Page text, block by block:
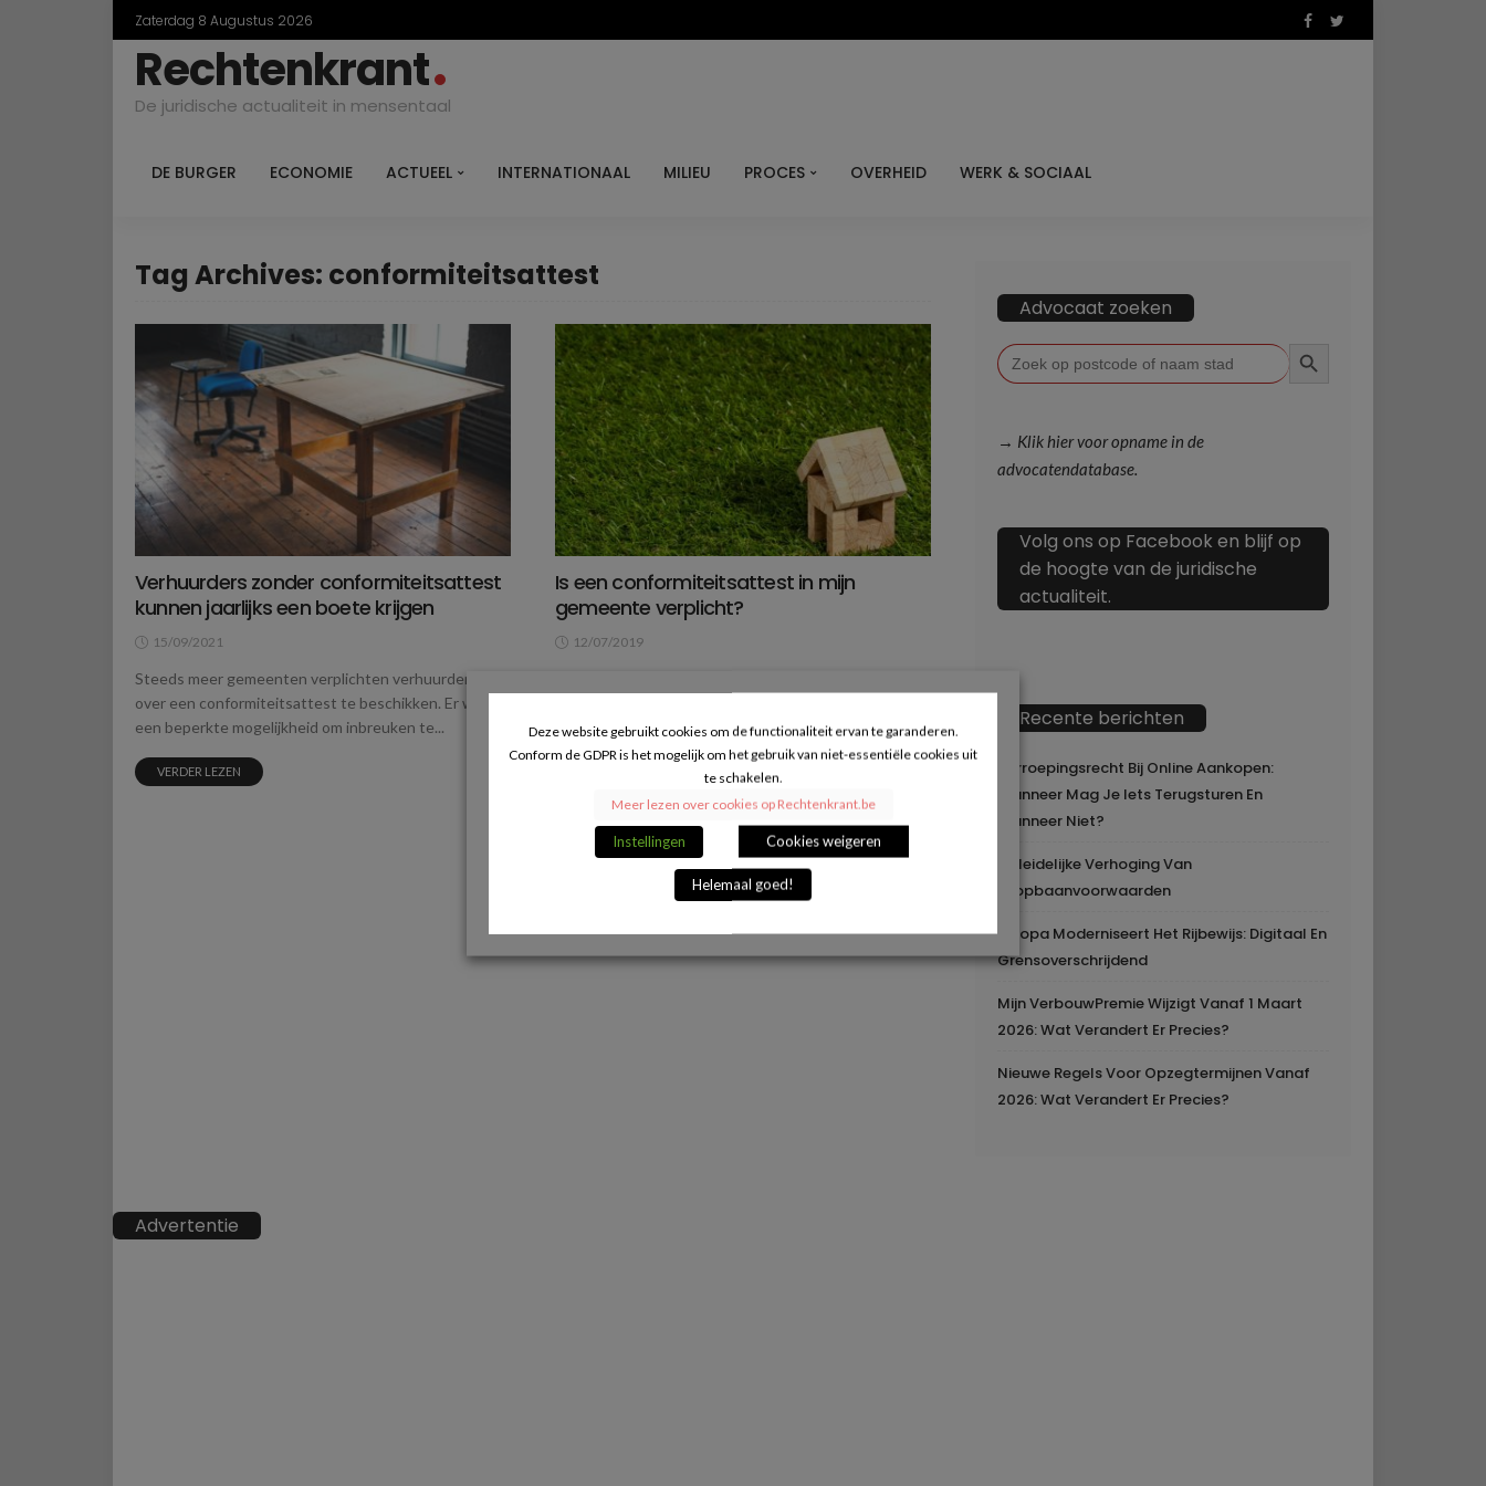
Zaterdag 8 Augustus 2026
Rechtenkrant
De juridische actualiteit in mensentaal
DE BURGER ECONOMIE ACTUEEL INTERNATIONAAL MILIEU PROCES OVERHEID WERK & SOCIAAL
Tag Archives: conformiteitsattest
Verhuurders zonder conformiteitsattest
kunnen jaarlijks een boete krijgen
15/09/2021
Steeds meer gemeenten verplichten verhuurders om
over een conformiteitsattest te beschikken. Er was al
een beperkte mogelijkheid om inbreuken te...
VERDER LEZEN
Is een conformiteitsattest in mijn
gemeente verplicht?
12/07/2019
Steeds meer gemeenten lijken daar dan ook op...
Advocaat zoeken
Zoek
naar:
→ Klik hier voor opname in de
advocatendatabase.
Volg ons op Facebook en blijf op
de hoogte van de juridische
actualiteit.
Recente berichten
Herroepingsrecht Bij Online Aankopen:
Wanneer Mag Je Iets Terugsturen En
Wanneer Niet?
Geleidelijke Verhoging Van
Loopbaanvoorwaarden
Europa Moderniseert Het Rijbewijs: Digitaal En
Grensoverschrijdend
Mijn VerbouwPremie Wijzigt Vanaf 1 Maart
2026: Wat Verandert Er Precies?
Nieuwe Regels Voor Opzegtermijnen Vanaf
2026: Wat Verandert Er Precies?
Advertentie
Deze website gebruikt cookies om de functionaliteit ervan te garanderen.
Conform de GDPR is het mogelijk om het gebruik van niet-essentiële cookies uit
te schakelen.
Meer lezen over cookies op Rechtenkrant.be
Instellingen Cookies weigeren
Helemaal goed!